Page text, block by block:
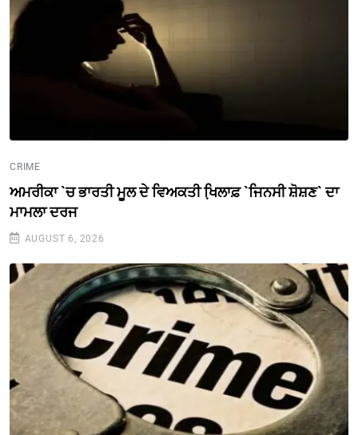
CRIME
ਅਮਰੀਕਾ `ਚ ਭਾਰਤੀ ਮੂਲ ਦੇ ਵਿਅਕਤੀ ਖਿ਼ਲਾਫ਼ `ਜਿਨਸੀ ਸ਼ੋਸ਼ਣ` ਦਾ
ਮਾਮਲਾ ਦਰਜ
AUGUST 6, 2026